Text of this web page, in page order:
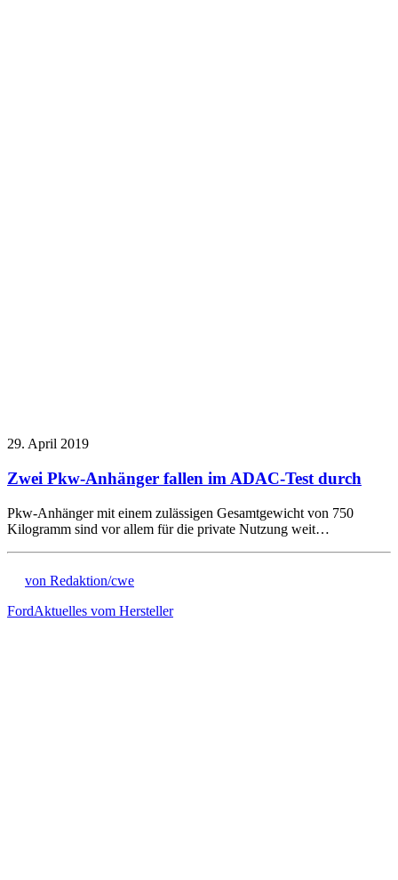
29. April 2019
Zwei Pkw-Anhänger fallen im ADAC-Test durch
Pkw-Anhänger mit einem zulässigen Gesamtgewicht von 750
Kilogramm sind vor allem für die private Nutzung weit…
von Redaktion/cwe
FordAktuelles vom Hersteller